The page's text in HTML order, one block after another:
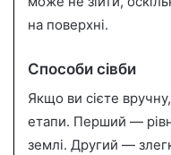
на поверхні.
Способи сівби
Якщо ви сієте
етапи. Перший —
землі. Другий —